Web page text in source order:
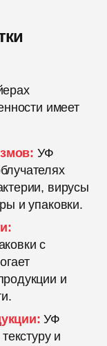
имеет
УФ
вирусы
и упаковки.
с
и
УФ
и